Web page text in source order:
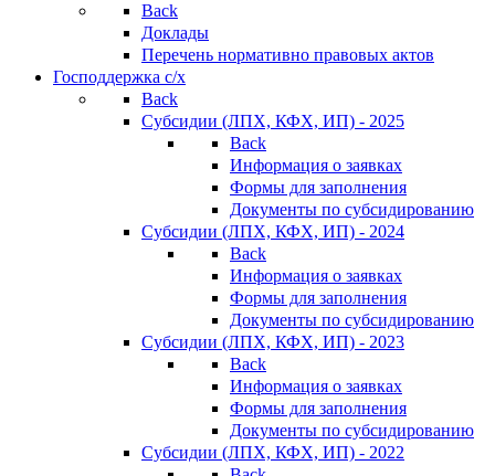
Back
Доклады
Перечень нормативно правовых актов
Господдержка с/х
Back
Субсидии (ЛПХ, КФХ, ИП) - 2025
Back
Информация о заявках
Формы для заполнения
Документы по субсидированию
Субсидии (ЛПХ, КФХ, ИП) - 2024
Back
Информация о заявках
Формы для заполнения
Документы по субсидированию
Субсидии (ЛПХ, КФХ, ИП) - 2023
Back
Информация о заявках
Формы для заполнения
Документы по субсидированию
Субсидии (ЛПХ, КФХ, ИП) - 2022